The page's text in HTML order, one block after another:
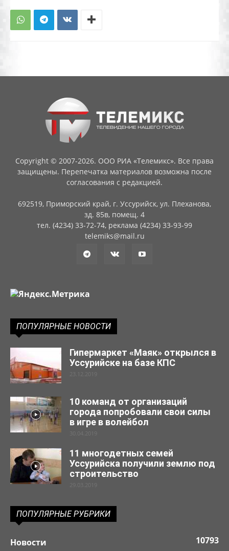
Copyright © 2007-2026. ООО РИА «Телемикс». Все права
защищены. Перепечатка материалов возможна после
согласования с редакцией.
692519, Приморский край, г. Уссурийск, ул. Плеханова,
зд. 85в, помещ. 4
тел. (4234) 33-72-74, реклама (4234) 33-93-99
telemiks@mail.ru
ПОПУЛЯРНЫЕ НОВОСТИ
Гипермаркет «Маяк» открылся в
Уссурийске на базе КПС
23.12.2019
10 команд от организаций
города попробовали свои силы
в игре в волейбол
30.04.2019
11 многодетных семей
Уссурийска получили землю под
строительство
29.03.2019
ПОПУЛЯРНЫЕ РУБРИКИ
Новости
10793